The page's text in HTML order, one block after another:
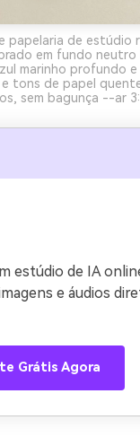
papelaria de estúdio
em fundo neutro
marinho profundo e
tons de papel
sem bagunça --ar
estúdio de IA
e áudios
Grátis Agora